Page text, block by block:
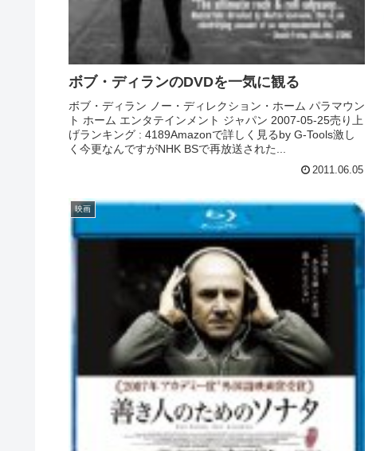
ボブ・ディランのDVDを一気に観る
ボブ・ディラン ノー・ディレクション・ホーム パラマウン
ト ホーム エンタテインメント ジャパン 2007-05-25売り上
げランキング : 4189Amazonで詳しく見るby G-Tools激し
く今更なんですがNHK BSで再放送された...
2011.06.05
映画